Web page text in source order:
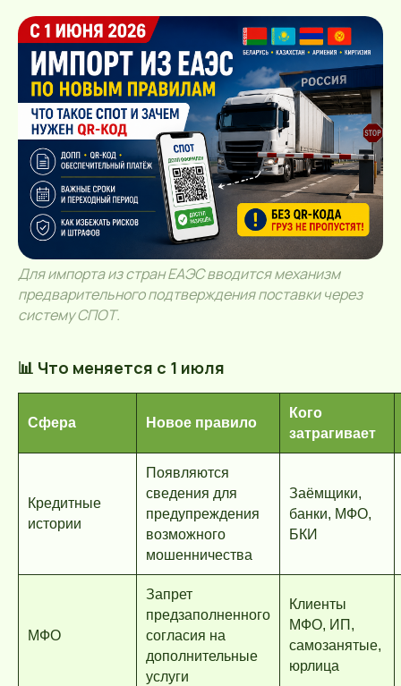
Для импорта из стран ЕАЭС вводится механизм
предварительного подтверждения поставки через
систему СПОТ.
📊 Что меняется с 1 июля
Сфера Новое правило
Кого
затрагивает
Кредитные
истории
Появляются
сведения для
предупреждения
возможного
мошенничества
Заёмщики,
банки, МФО,
БКИ
МФО
Запрет
предзаполненного
согласия на
дополнительные
услуги
Клиенты
МФО, ИП,
самозанятые,
юрлица